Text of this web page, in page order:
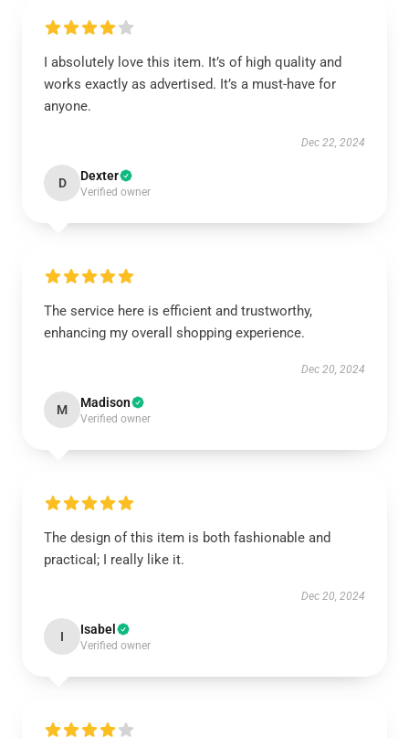
I absolutely love this item. It’s of high quality and
works exactly as advertised. It’s a must-have for
anyone.
Dec 22, 2024
D Dexter
Verified owner
The service here is efficient and trustworthy,
enhancing my overall shopping experience.
Dec 20, 2024
M Madison
Verified owner
The design of this item is both fashionable and
practical; I really like it.
Dec 20, 2024
I Isabel
Verified owner